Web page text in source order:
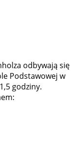
odbywają się
Podstawowej w
godziny.